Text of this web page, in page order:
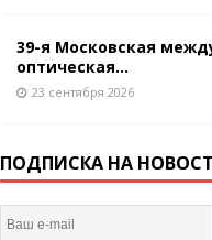
39-я Московская
оптическая...
23 сентября 2026
ПОДПИСКА НА